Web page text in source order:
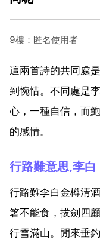
9樓：匿名使用者
這兩首詩的共同處
到惋惜。不同處是
心，一種自信，而
的感情。
行路難意思,李
行路難李白金樽清
箸不能食，拔劍四
行雪滿山。閒來垂